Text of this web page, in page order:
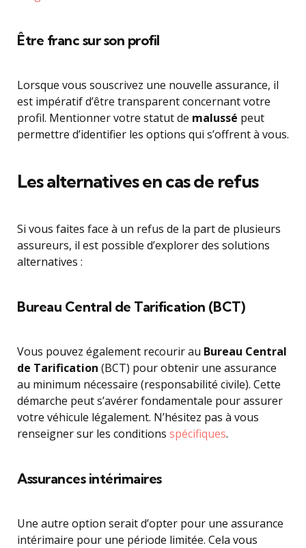
Être franc sur son profil
Lorsque vous souscrivez une nouvelle assurance, il
est impératif d’être transparent concernant votre
profil. Mentionner votre statut de malussé peut
permettre d’identifier les options qui s’offrent à vous.
Les alternatives en cas de refus
Si vous faites face à un refus de la part de plusieurs
assureurs, il est possible d’explorer des solutions
alternatives :
Bureau Central de Tarification (BCT)
Vous pouvez également recourir au Bureau Central
de Tarification (BCT) pour obtenir une assurance
au minimum nécessaire (responsabilité civile). Cette
démarche peut s’avérer fondamentale pour assurer
votre véhicule légalement. N’hésitez pas à vous
renseigner sur les conditions spécifiques.
Assurances intérimaires
Une autre option serait d’opter pour une assurance
intérimaire pour une période limitée. Cela vous